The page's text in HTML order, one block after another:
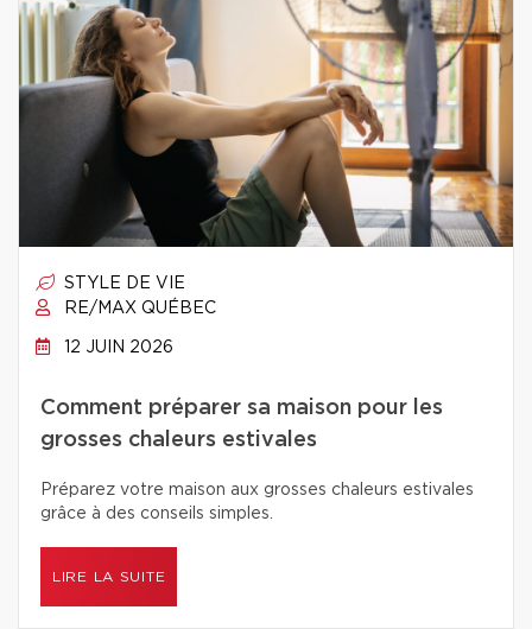
STYLE DE VIE
RE/MAX QUÉBEC
12 JUIN 2026
Comment préparer sa maison pour les
grosses chaleurs estivales
Préparez votre maison aux grosses chaleurs estivales
grâce à des conseils simples.
LIRE LA SUITE